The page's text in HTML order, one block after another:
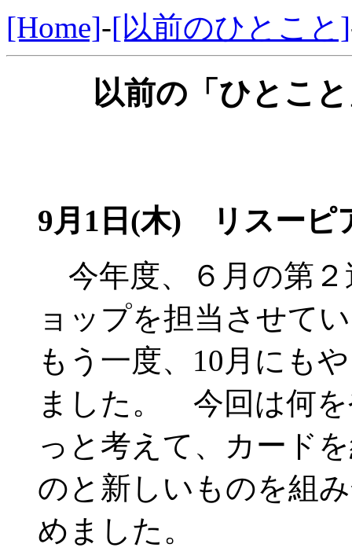
[Home]-[以前のひとこと]
以前の「ひとこ
9月1日(木) リスーピ
今年度、６月の第
ョップを担当させて
もう一度、10月にも
ました。 今回は何
っと考えて、カード
のと新しいものを組
めました。